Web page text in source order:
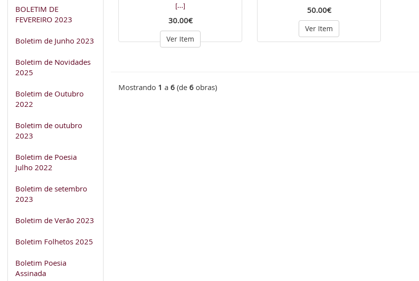
BOLETIM DE
FEVEREIRO 2023
Boletim de Junho 2023
Boletim de Novidades
2025
Boletim de Outubro
2022
Boletim de outubro
2023
Boletim de Poesia
Julho 2022
Boletim de setembro
2023
Boletim de Verão 2023
Boletim Folhetos 2025
Boletim Poesia
Assinada
[...]
30.00€
Ver Item
50.00€
Ver Item
Mostrando 1 a 6 (de 6 obras)